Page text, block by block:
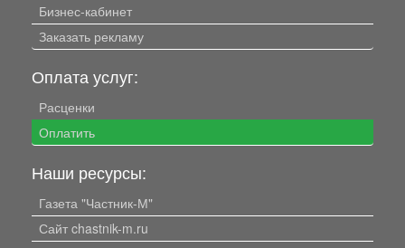
Бизнес-кабинет
Заказать рекламу
Оплата услуг:
Расценки
Оплатить
Наши ресурсы:
Газета "Частник-М"
Сайт chastnik-m.ru